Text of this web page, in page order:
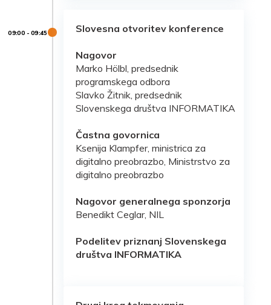
Slovesna otvoritev konference
Nagovor
Marko Hölbl, predsednik
programskega odbora
Slavko Žitnik, predsednik
Slovenskega društva INFORMATIKA
Častna govornica
Ksenija Klampfer, ministrica za
digitalno preobrazbo, Ministrstvo za
digitalno preobrazbo
Nagovor generalnega sponzorja
Benedikt Ceglar, NIL
Podelitev priznanj Slovenskega
društva INFORMATIKA